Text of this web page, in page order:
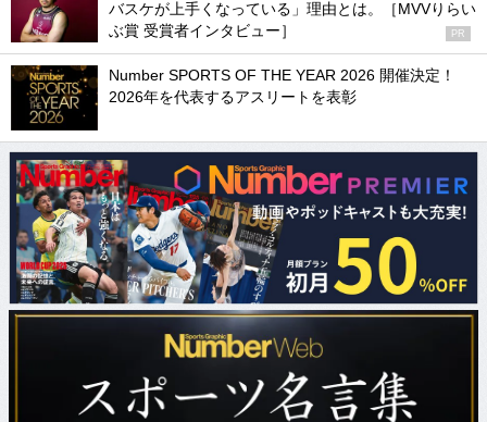
バスケが上手くなっている」理由とは。［MVVりらい
ぶ賞 受賞者インタビュー］
PR
Number SPORTS OF THE YEAR 2026 開催決定！
2026年を代表するアスリートを表彰